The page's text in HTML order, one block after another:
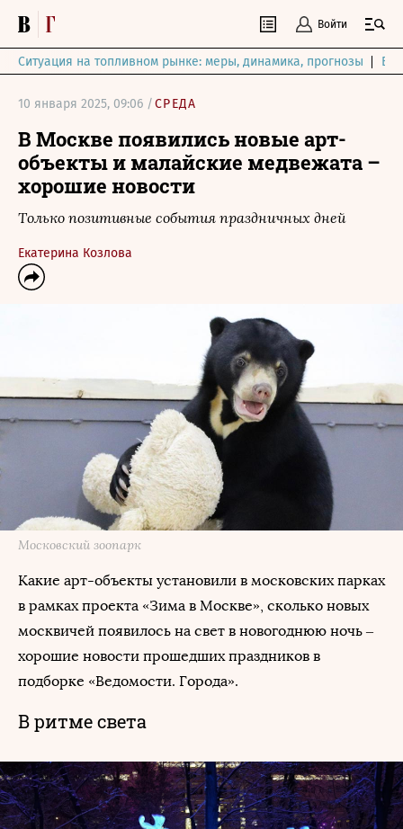
Войти
Ситуация на топливном рынке: меры, динамика, прогнозы
10 января 2025, 09:06 /СРЕДА
В Москве появились новые арт-
объекты и малайские медвежата –
хорошие новости
Только позитивные события праздничных дней
Екатерина Козлова
Московский зоопарк
Какие арт-объекты установили в московских парках
в рамках проекта «Зима в Москве», сколько новых
москвичей появилось на свет в новогоднюю ночь –
хорошие новости прошедших праздников в
подборке «Ведомости. Города».
В ритме света